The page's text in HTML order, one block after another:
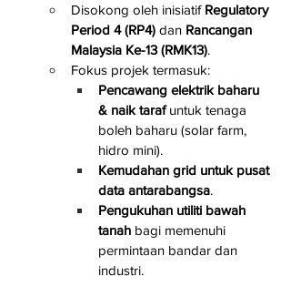
Disokong oleh inisiatif Regulatory
Period 4 (RP4) dan Rancangan
Malaysia Ke-13 (RMK13).
Fokus projek termasuk:
Pencawang elektrik baharu
& naik taraf untuk tenaga
boleh baharu (solar farm,
hidro mini).
Kemudahan grid untuk pusat
data antarabangsa.
Pengukuhan utiliti bawah
tanah bagi memenuhi
permintaan bandar dan
industri.